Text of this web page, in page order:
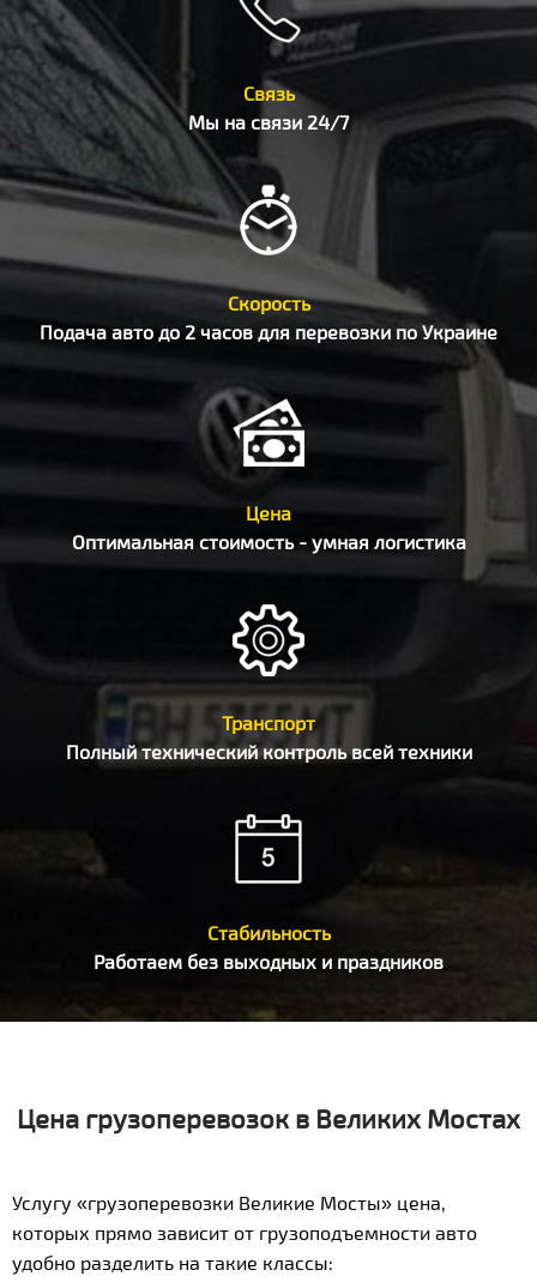
Связь
Мы на связи 24/7
Скорость
Подача авто до 2 часов для перевозки по Украине
Цена
Оптимальная стоимость - умная логистика
Транспорт
Полный технический контроль всей техники
Стабильность
Работаем без выходных и праздников
Цена грузоперевозок в Великих Мостах
Услугу «грузоперевозки Великие Мосты» цена,
которых прямо зависит от грузоподъемности авто
удобно разделить на такие классы: